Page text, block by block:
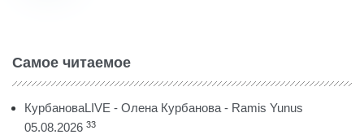
Самое читаемое
КурбановаLIVE - Олена Курбанова - Ramis Yunus
05.08.2026 33